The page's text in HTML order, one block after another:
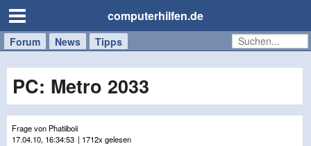
computerhilfen.de
Forum News Tipps
Handy
Tablet
Windows
Mac
PC: Metro 2033
Frage von Phatiiboii
17.04.10, 16:34:53 | 1712x gelesen